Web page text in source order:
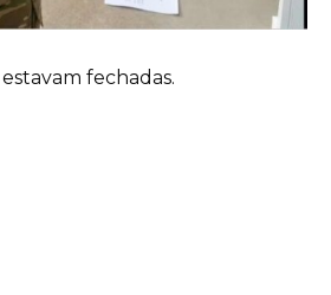
fechadas.